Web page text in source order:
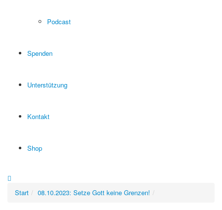
Podcast
Spenden
Unterstützung
Kontakt
Shop
Start 08.10.2023: Setze Gott keine Grenzen!